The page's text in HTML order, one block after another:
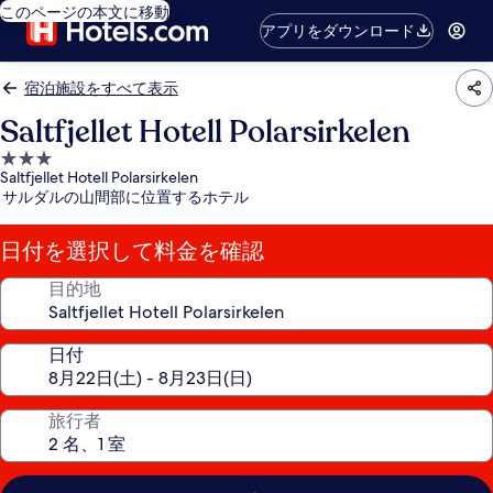
このページの本文に移動
アプリをダウンロード
宿泊施設をすべて表示
Saltfjellet Hotell Polarsirkelen
3.0
つ
星
宿
泊
施
Saltfjellet Hotell Polarsirkelen
サルダルの山間部に位置するホテル
日付を選択して料金を確認
目的地
日付
旅行者